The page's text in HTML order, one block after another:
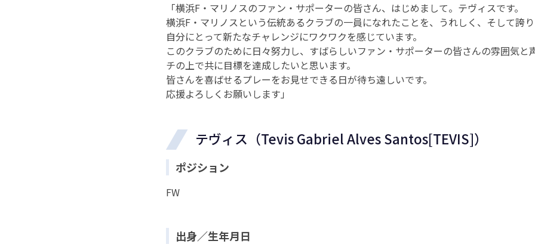
「横浜F・マリノスのファン・サポーターの皆さん、はじめまして。テヴィスです。
横浜F・マリノスという伝統あるクラブの一員になれたことを、うれしく、そして誇
自分にとって新たなチャレンジにワクワクを感じています。
このクラブのために日々努力し、すばらしいファン・サポーターの皆さんの雰囲気と
チの上で共に目標を達成したいと思います。
皆さんを喜ばせるプレーをお見せできる日が待ち遠しいです。
応援よろしくお願いします」
テヴィス（Tevis Gabriel Alves Santos[TEVIS]）
ポジション
FW
出身／生年月日